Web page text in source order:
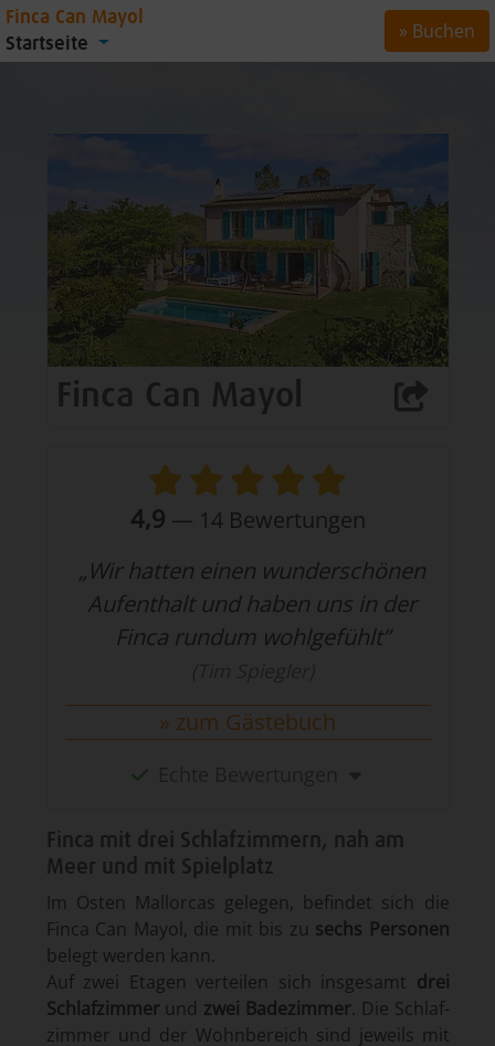
Finca Can Mayol
4,9 — 14Bewertungen
„Wir hatten einen wunderschönen
Aufenthalt und haben uns in der
Finca rundum wohlgefühlt”
zum Gästebuch
Finca mit drei Schlafzimmern, nah am
Meer und mit Spielplatz
Im Osten Mallorcas ge­legen, be­findet sich die
Finca Can Mayol, die mit bis zu sechs Per­son­en
be­legt werden kann.
Auf zwei Etagen ver­teilen sich ins­gesamt drei
Schlaf­zimmerund zwei Bade­zimmer. Die Schlaf­
zimmer und der Wohn­bereich sind je­weils mit
Finca Can Mayol
Startseite
» Buchen